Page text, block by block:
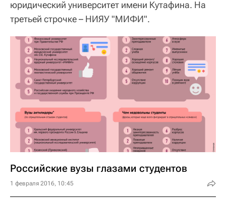
юридический университет имени Кутафина. На
третьей строчке – НИЯУ "МИФИ".
Российские вузы глазами студентов
1 февраля 2016, 10:45